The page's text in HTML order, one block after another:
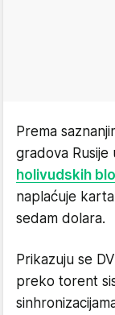
Prema
gradova Rusije
holivudskih
naplaćuje
sedam dolara.
Prikazuju se
preko torent